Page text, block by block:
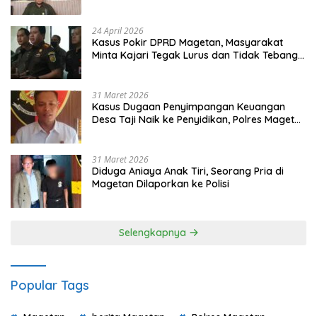
24 April 2026
Kasus Pokir DPRD Magetan, Masyarakat
Minta Kajari Tegak Lurus dan Tidak Tebang
31 Maret 2026
Kasus Dugaan Penyimpangan Keuangan
Desa Taji Naik ke Penyidikan, Polres Magetan
31 Maret 2026
Diduga Aniaya Anak Tiri, Seorang Pria di
Magetan Dilaporkan ke Polisi
Selengkapnya
Popular Tags